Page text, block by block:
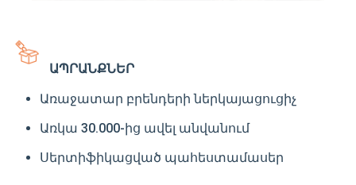
ԱՊՐԱՆՔՆԵՐ
Առաջատար բրենդերի ներկայացուցիչ
Առկա 30.000-ից ավել անվանում
Սերտիֆիկացված պահեստամասեր